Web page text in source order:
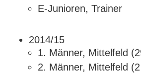
E-Junioren, Trainer
2014/15
1. Männer, Mittelfeld
2. Männer, Mittelfeld